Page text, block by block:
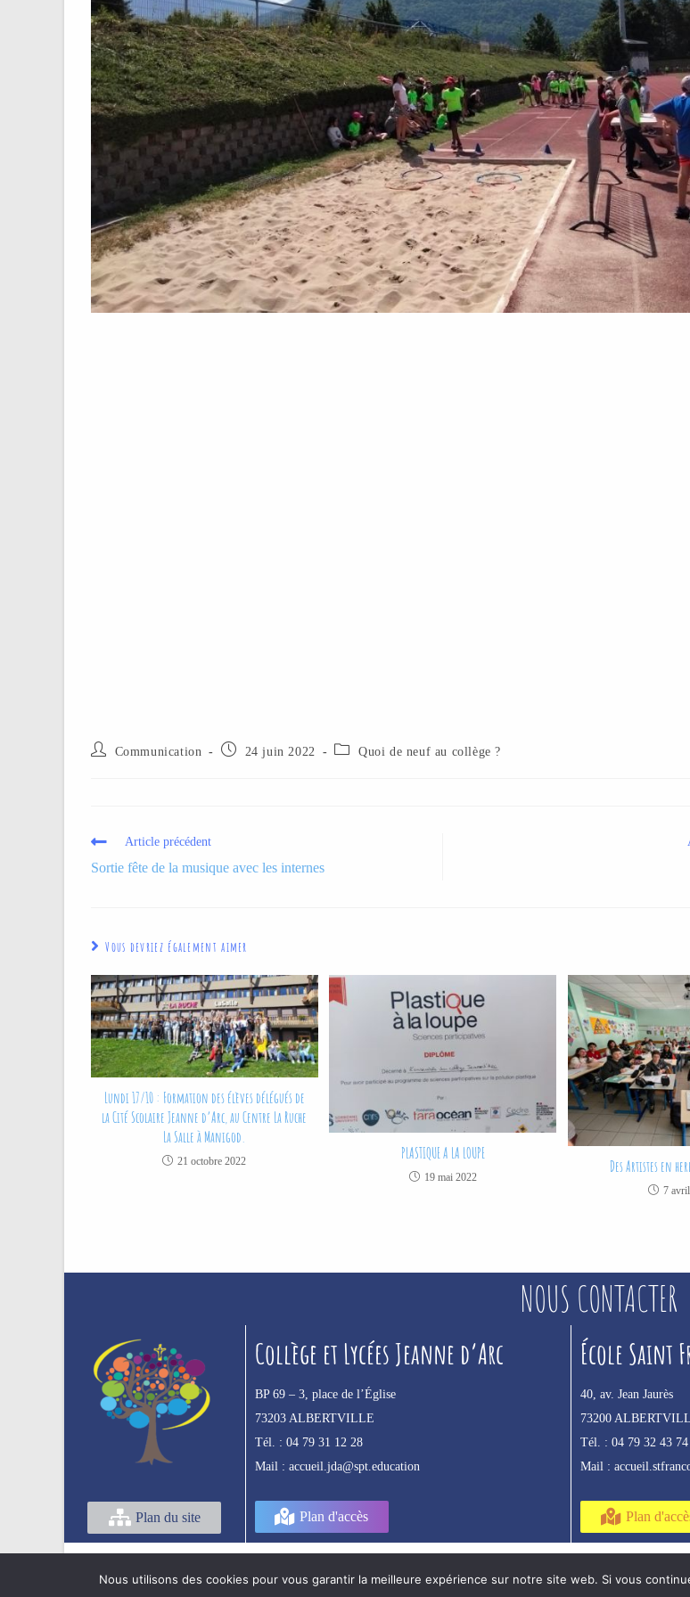
Communication 24 juin 2022 Quoi de neuf au collège ?
Article précédent
Sortie fête de la musique avec les internes
Vous devriez également aimer
Lundi 17/10 : Formation des élèves délégués de
la Cité Scolaire Jeanne d’Arc, au Centre La Ruche
La Salle à Manigod.
21 octobre 2022 PLASTIQUE A LA LOUPE
19 mai 2022
Des Artistes en
7
NOUS CONTACTER
Plan du site
Collège et Lycées Jeanne d’Arc
BP 69 – 3, place de l’Église
73203 ALBERTVILLE
Tél. : 04 79 31 12 28
Mail : accueil.jda@spt.education
Plan d'accès
École Saint
40, av. Jean Jaurès
73200
Tél. :04 79 32 43 74
Mail :
Plan
Mentions légales
Nous utilisons des cookies pour vous garantir la meilleure expérience sur notre site web. Si vous